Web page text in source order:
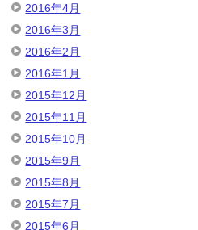
2016年4月
2016年3月
2016年2月
2016年1月
2015年12月
2015年11月
2015年10月
2015年9月
2015年8月
2015年7月
2015年6月